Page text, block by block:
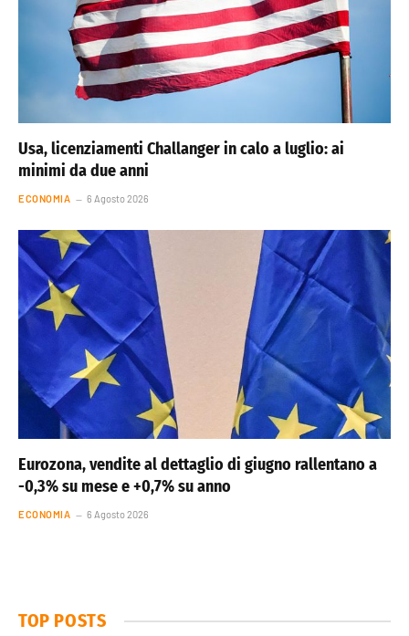
Usa, licenziamenti Challanger in calo a luglio: ai
minimi da due anni
ECONOMIA 6 Agosto 2026
Eurozona, vendite al dettaglio di giugno rallentano a
-0,3% su mese e +0,7% su anno
ECONOMIA 6 Agosto 2026
TOP POSTS